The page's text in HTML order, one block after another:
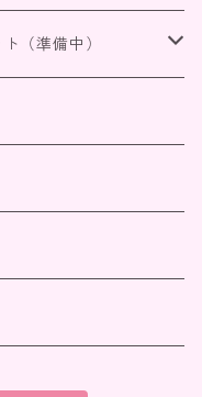
（準備中）